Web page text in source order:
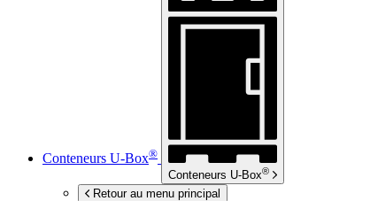
Conteneurs U-Box®
Conteneurs U-Box®
Retour au menu principal